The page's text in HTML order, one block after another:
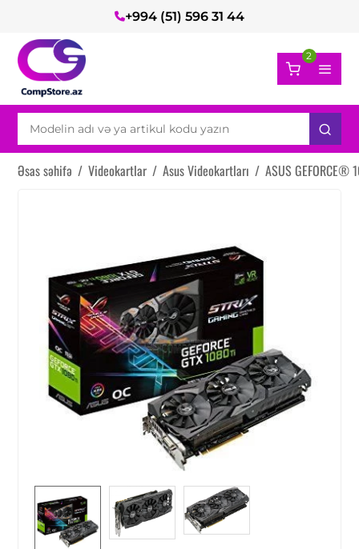
+994 (51) 596 31 44
2
Əsas səhifə / Videokartlar / Asus Videokartları / ASUS GEFORCE®